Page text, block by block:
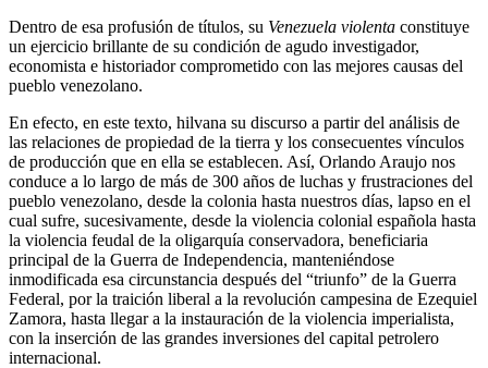
Dentro de esa profusión de títulos, su Venezuela violenta constituye
un ejercicio brillante de su condición de agudo investigador,
economista e historiador comprometido con las mejores causas del
pueblo venezolano.
En efecto, en este texto, hilvana su discurso a partir del análisis de
las relaciones de propiedad de la tierra y los consecuentes vínculos
de producción que en ella se establecen. Así, Orlando Araujo nos
conduce a lo largo de más de 300 años de luchas y frustraciones del
pueblo venezolano, desde la colonia hasta nuestros días, lapso en el
cual sufre, sucesivamente, desde la violencia colonial española hasta
la violencia feudal de la oligarquía conservadora, beneficiaria
principal de la Guerra de Independencia, manteniéndose
inmodificada esa circunstancia después del “triunfo” de la Guerra
Federal, por la traición liberal a la revolución campesina de Ezequiel
Zamora, hasta llegar a la instauración de la violencia imperialista,
con la inserción de las grandes inversiones del capital petrolero
internacional.